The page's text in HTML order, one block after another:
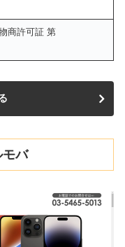
商許可証 第
バ